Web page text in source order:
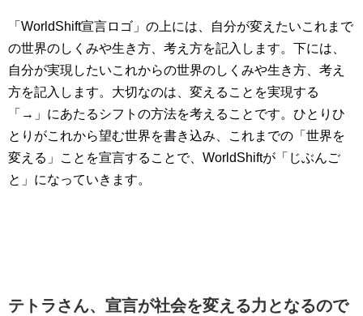
「WorldShift宣言ロゴ」の上には、自分が変えたいこれまで
の世界のしくみや生き方、考え方を記入します。下には、
自分が実現したいこれからの世界のしくみや生き方、考え
方を記入します。大切なのは、変えることを実現する
「→」にあたるシフトの方法を考えることです。ひとりひ
とりがこれから望む世界を書き込み、これまでの「世界を
変える」ことを宣言することで、WorldShiftが「じぶんご
と」になっていきます。
テトラさん、宣言が社会を変える力となるので